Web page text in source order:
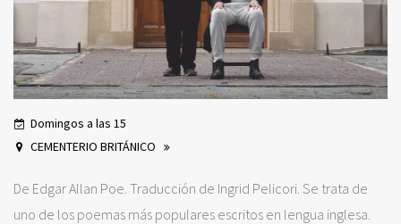
Domingos a las 15
CEMENTERIO BRITÁNICO
De Edgar Allan Poe. Traducción de Ingrid Pelicori. Se trata de
uno de los poemas más populares escritos en lengua inglesa.